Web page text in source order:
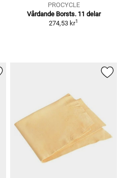
PROCYCLE
Vårdande Borsts. 11 delar
274,53 kr1